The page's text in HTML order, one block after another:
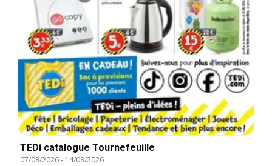
TEDi catalogue Tournefeuille
07/08/2026- 14/08/2026